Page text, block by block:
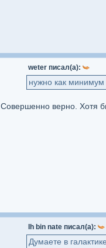
weter писал(а):
нужно как минимум
Совершенно верно. Хотя
Ih bin nate писал(а):
Думаете в